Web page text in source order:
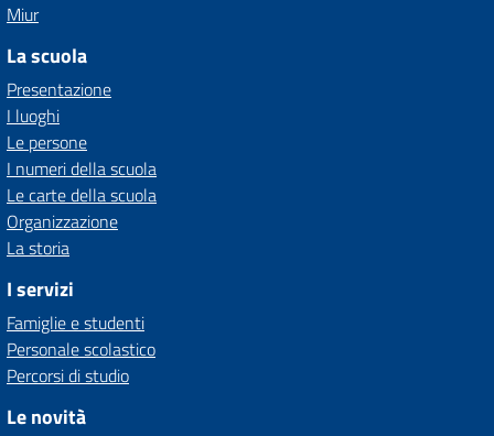
Miur
La scuola
Presentazione
I luoghi
Le persone
I numeri della scuola
Le carte della scuola
Organizzazione
La storia
I servizi
Famiglie e studenti
Personale scolastico
Percorsi di studio
Le novità